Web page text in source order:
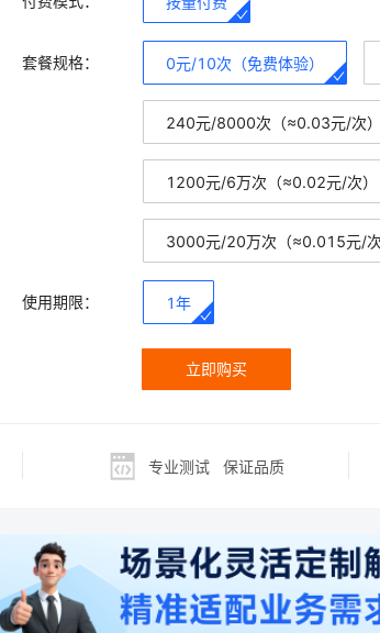
套餐规格： 0元/10次（免费体验）
240元/8000次（≈0.03元/次）
1200元/6万次（≈0.02元/次）
3000元/20万次（≈0.015元/次
使用期限： 1年
立即购买
专业测试 保证品质